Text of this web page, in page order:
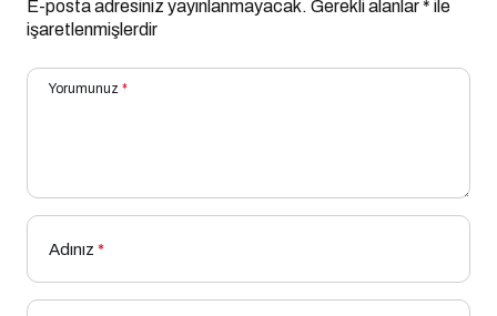
E-posta adresiniz yayınlanmayacak. Gerekli alanlar* ile
işaretlenmişlerdir
Yorumunuz *
Adınız *